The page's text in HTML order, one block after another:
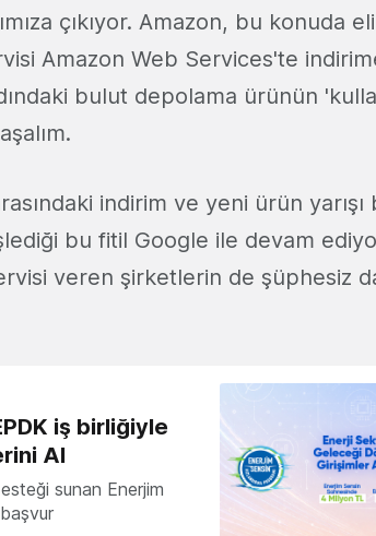
çıkıyor. Amazon, bu konuda
Amazon Web Services'te
bulut depolama ürünün
indirim ve yeni ürün yarışı
bu fitil Google ile devam
veren şirketlerin de şüphesiz
iş birliğiyle
Al
sunan Enerjim